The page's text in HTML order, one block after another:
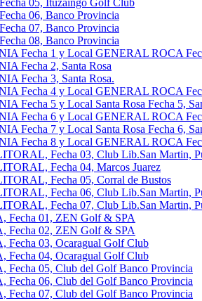
05, Ituzaingo Golf Club
06, Banco Provincia
07, Banco Provincia
08, Banco Provincia
Fecha 1 y Local GENERAL ROCA
Fecha 2, Santa Rosa
Fecha 3, Santa Rosa.
Fecha 4 y Local GENERAL ROCA
Fecha 5 y Local Santa Rosa Fecha 5,
Fecha 6 y Local GENERAL ROCA
Fecha 7 y Local Santa Rosa Fecha 6,
Fecha 8 y Local GENERAL ROCA
Fecha 03, Club Lib.San Martin,
Fecha 04, Marcos Juarez
Fecha 05, Corral de Bustos
Fecha 06, Club Lib.San Martin,
Fecha 07, Club Lib.San Martin,
Fecha 01, ZEN Golf & SPA
Fecha 02, ZEN Golf & SPA
Fecha 03, Ocaragual Golf Club
Fecha 04, Ocaragual Golf Club
Fecha 05, Club del Golf Banco Provincia
Fecha 06, Club del Golf Banco Provincia
Fecha 07, Club del Golf Banco Provincia